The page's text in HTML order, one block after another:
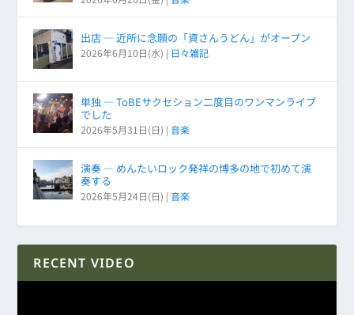
出店 ― 近所に念願の「資さんうどん」がオープン
2026年6月10日(水) | 日々雑記
単独 ― ToBEサクセション二度目のワンマンライブ
でした
2026年5月31日(日) |音楽
演奏 ― めんたいロック発祥の博多の地で初めて演
奏する
2026年5月24日(日) |音楽
RECENT VIDEO